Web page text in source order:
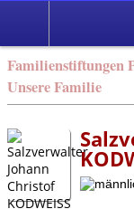
Familienstiftungen
Unsere Familie